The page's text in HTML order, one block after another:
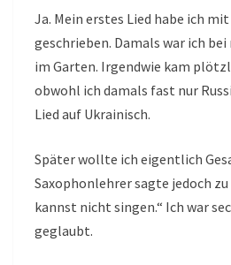
Ja. Mein erstes Lied habe ich
geschrieben. Damals war ich
im Garten. Irgendwie kam
obwohl ich damals fast nur
Lied auf Ukrainisch.
Später wollte ich eigentlich
Saxophonlehrer sagte jedoch zu
kannst nicht singen.“ Ich war
geglaubt.